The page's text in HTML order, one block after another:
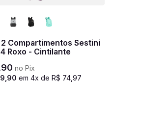
Compartimentos Sestini
Roxo - Cintilante
90 no Pix
,90 em 4x de R$ 74,97